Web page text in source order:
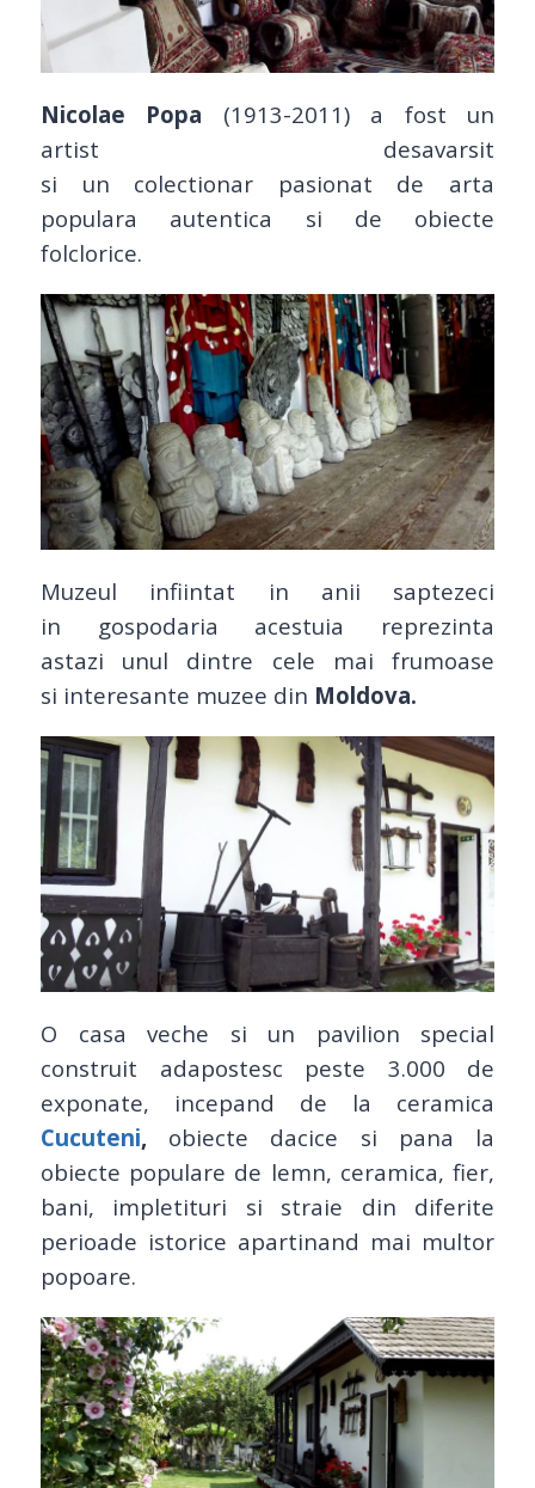
Nicolae Popa (1913-2011) a fost un
artist desavarsit
si un colectionar pasionat de arta
populara autentica si de obiecte
folclorice.
Muzeul infiintat in anii saptezeci
in gospodaria acestuia reprezinta
astazi unul dintre cele mai frumoase
si interesante muzee din Moldova.
O casa veche si un pavilion special
construit adapostesc peste 3.000 de
exponate, incepand de la ceramica
Cucuteni, obiecte dacice si pana la
obiecte populare de lemn, ceramica, fier,
bani, impletituri si straie din diferite
perioade istorice apartinand mai multor
popoare.